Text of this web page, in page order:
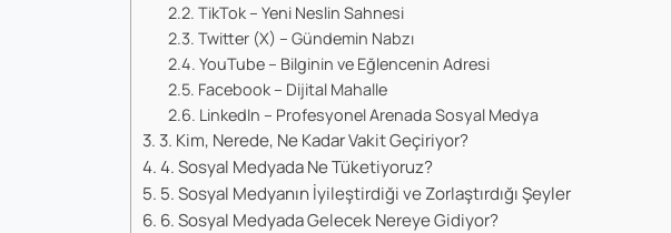
TikTok – Yeni Neslin Sahnesi
Twitter (X) – Gündemin Nabzı
YouTube – Bilginin ve Eğlencenin Adresi
Facebook – Dijital Mahalle
LinkedIn – Profesyonel Arenada Sosyal Medya
3. Kim, Nerede, Ne Kadar Vakit Geçiriyor?
4. Sosyal Medyada Ne Tüketiyoruz?
5. Sosyal Medyanın İyileştirdiği ve Zorlaştırdığı Şeyler
6. Sosyal Medyada Gelecek Nereye Gidiyor?